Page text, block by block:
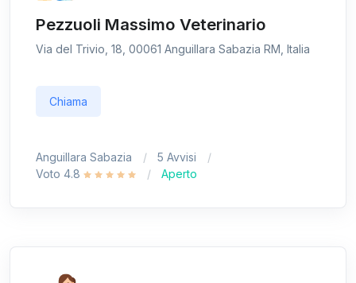
Pezzuoli Massimo Veterinario
Via del Trivio, 18, 00061 Anguillara Sabazia RM, Italia
Chiama
Anguillara Sabazia
5 Avvisi
Voto 4.8
Aperto